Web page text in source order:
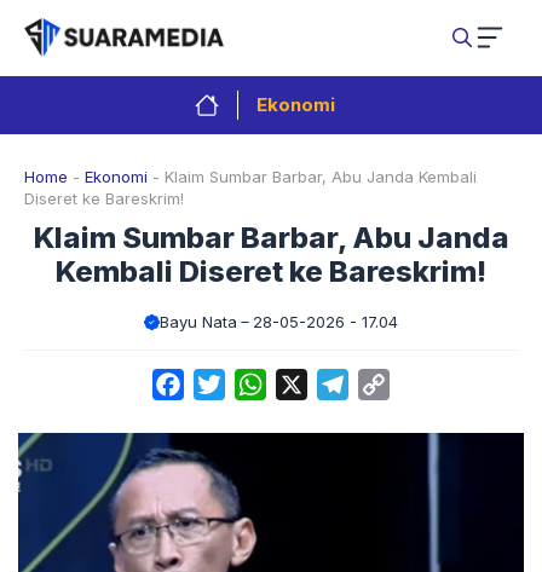
Langsung
isi
Ekonomi
Home - Ekonomi - Klaim Sumbar Barbar, Abu Janda Kembali
Diseret ke Bareskrim!
Klaim Sumbar Barbar, Abu Janda
Kembali Diseret ke Bareskrim!
Bayu Nata 28-05-2026 - 17.04
FacebookTwitterWhatsApp Telegram